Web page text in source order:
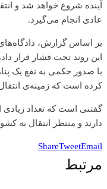
آینده شروع خواهد شد و
عادی انجام می‌گیرد.
بر اساس گزارش،
این روند تحت فشار قرار
با صدور حکمی به نفع یک
کرده است که زمینه‌ی
گفتنی است که تعداد
دارند و منتظر انتقال به
ShareTweetEmail
مرتبط